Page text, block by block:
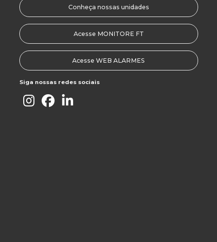
Segurança portaria zeladoria
Segurança vigilância patrimonial
Segurança vigilância portaria
Serviço de agente de portaria
Serviço de limpeza empresarial
Conheça nossas unidades
Acesse MONITORE FT
Acesse WEB ALARMES
Siga nossas redes sociais